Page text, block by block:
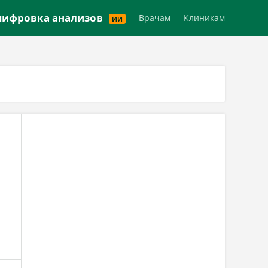
анализов ИИ Врачам Клиникам